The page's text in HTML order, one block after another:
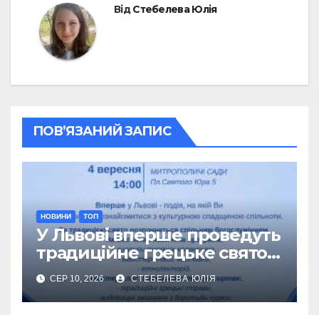
ВідСтебелева Юлія
ПОВ’ЯЗАНИЙ ЗАПИС
НОВИНИ ТОП
У Львові вперше проведуть
традиційне грецьке свято
Панаїр
СЕР 10, 2026 СТЕБЕЛЕВА ЮЛІЯ